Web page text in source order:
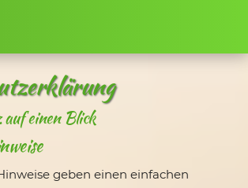
auf einen Blick
geben einen einfachen